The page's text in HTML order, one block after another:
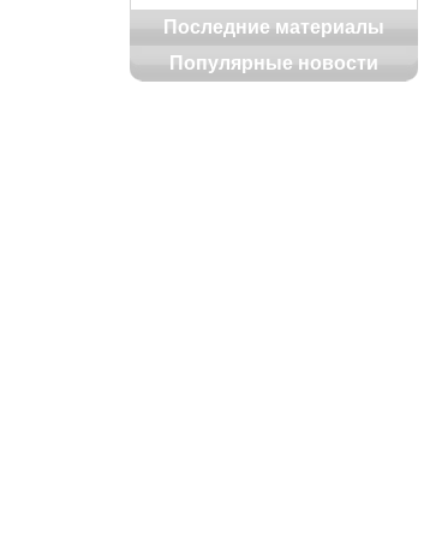
Последние материалы
Популярные новости